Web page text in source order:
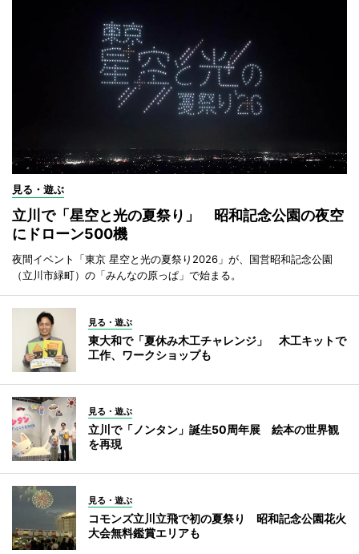
見る・遊ぶ
立川で「星空と光の夏祭り」 昭和記念公園の夜空
にドローン500機
夜間イベント「東京 星空と光の夏祭り2026」が、国営昭和記念公園
（立川市緑町）の「みんなの原っぱ」で始まる。
見る・遊ぶ
東大和で「夏休み木工チャレンジ」 木工キットで
工作、ワークショップも
見る・遊ぶ
立川で「ノンタン」誕生50周年展 絵本の世界観
を再現
見る・遊ぶ
コモンズ立川立飛で初の夏祭り 昭和記念公園花火
大会無料鑑賞エリアも